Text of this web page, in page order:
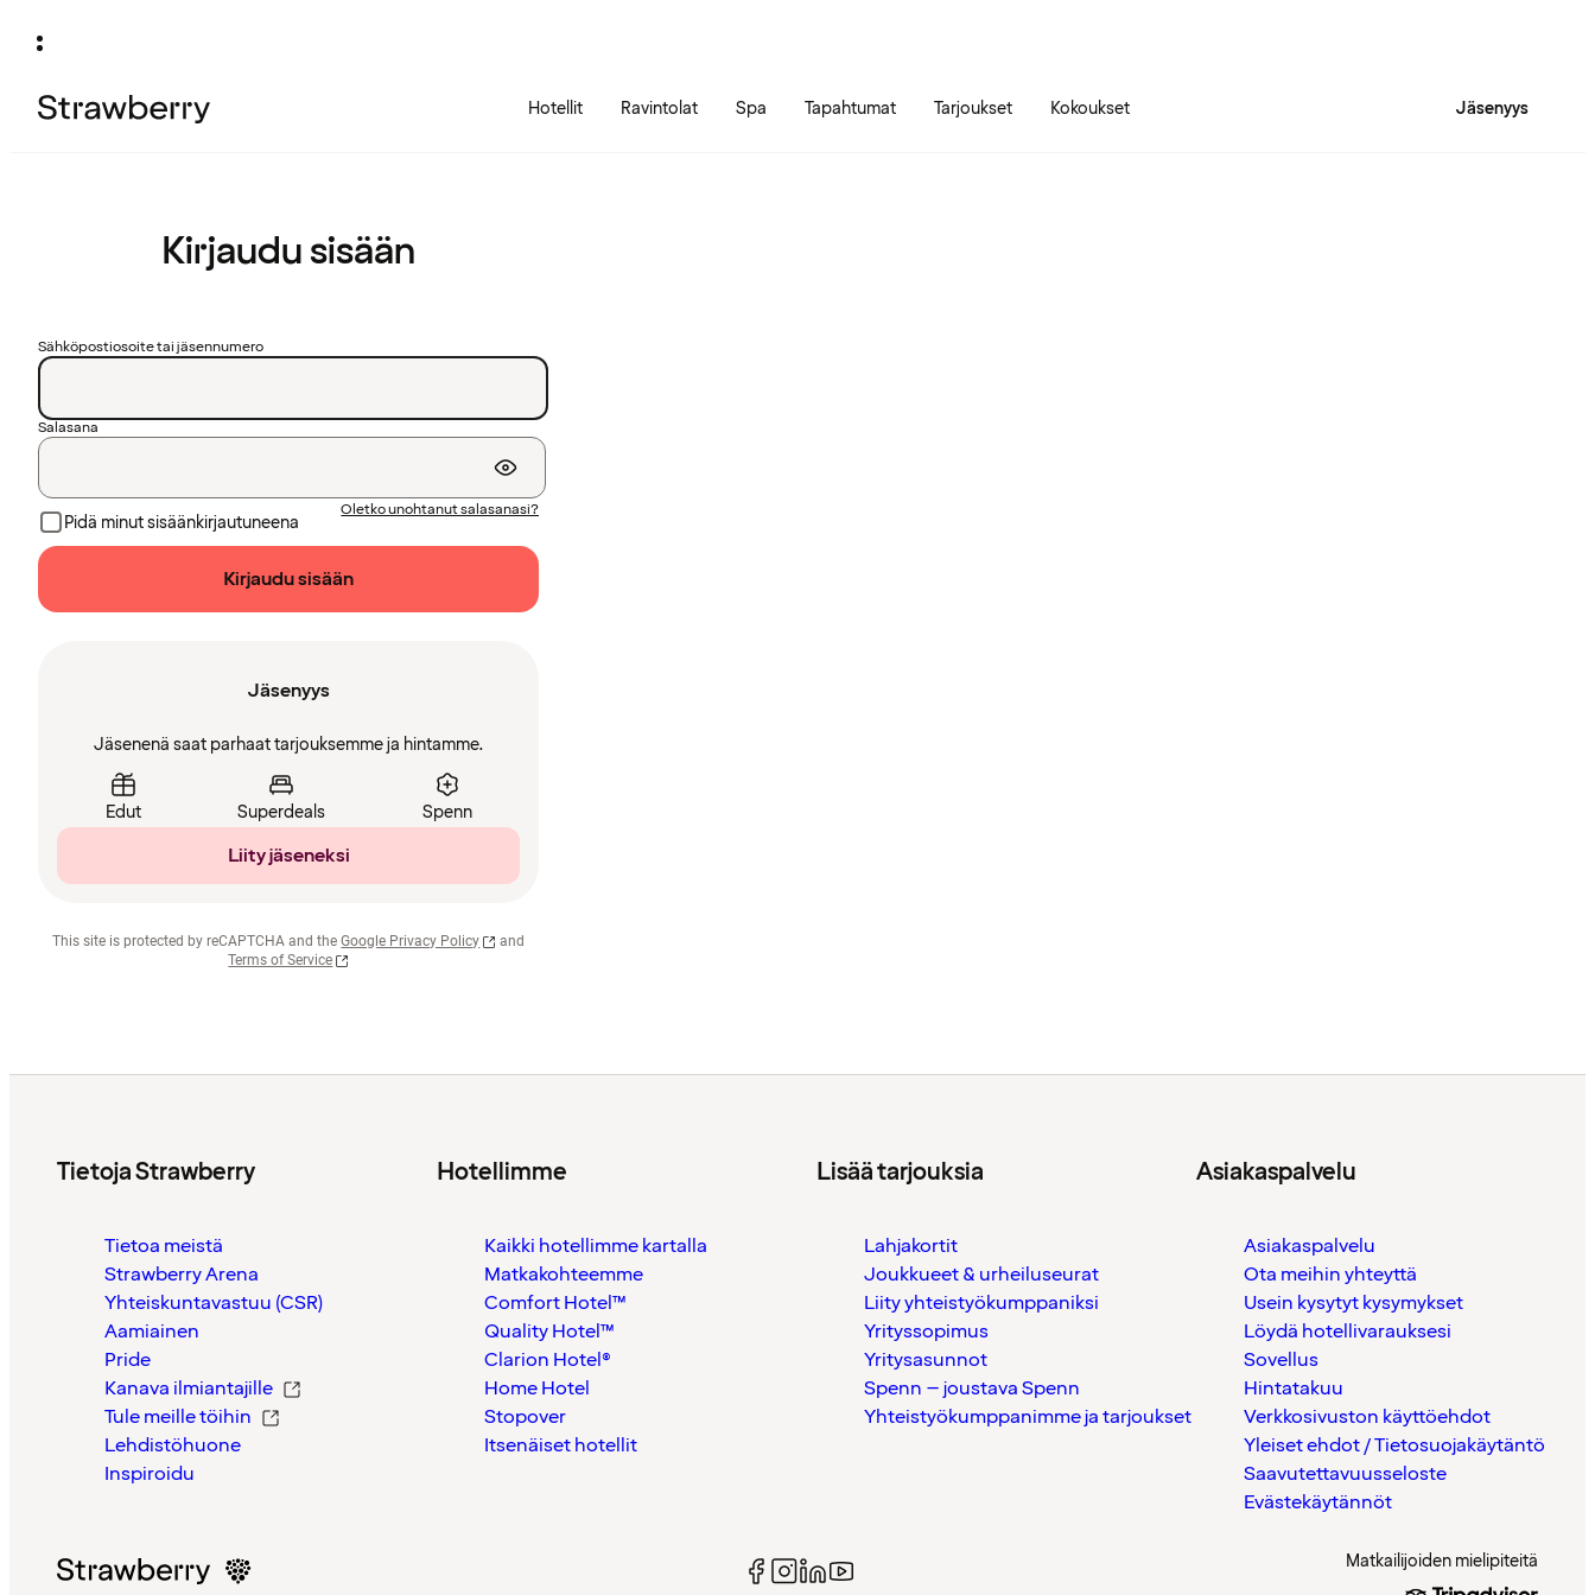
Hotellit Ravintolat Spa Tapahtumat Tarjoukset Kokoukset Jäsenyys
Kirjaudu sisään
Sähköpostiosoite tai jäsennumero
Salasana
Pidä minut sisäänkirjautuneena
Oletko unohtanut salasanasi?
Kirjaudu sisään
Jäsenyys
Jäsenenä saat parhaat tarjouksemme ja hintamme.
Edut Superdeals Spenn
Liity jäseneksi
This site is protected by reCAPTCHA and the Google Privacy Policy
and
Terms of Service
Tietoja Strawberry
Tietoa meistä
Strawberry Arena
Yhteiskuntavastuu (CSR)
Aamiainen
Pride
Kanava ilmiantajille
Tule meille töihin
Lehdistöhuone
Inspiroidu
Hotellimme
Kaikki hotellimme kartalla
Matkakohteemme
Comfort Hotel™
Quality Hotel™
Clarion Hotel®
Home Hotel
Stopover
Itsenäiset hotellit
Lisää tarjouksia
Lahjakortit
Joukkueet & urheiluseurat
Liity yhteistyökumppaniksi
Yrityssopimus
Yritysasunnot
Spenn – joustava Spenn
Yhteistyökumppanimme ja tarjoukset
Asiakaspalvelu
Asiakaspalvelu
Ota meihin yhteyttä
Usein kysytyt kysymykset
Löydä hotellivarauksesi
Sovellus
Hintatakuu
Verkkosivuston käyttöehdot
Yleiset ehdot / Tietosuojakäytäntö
Saavutettavuusseloste
Evästekäytännöt
Matkailijoiden mielipiteitä